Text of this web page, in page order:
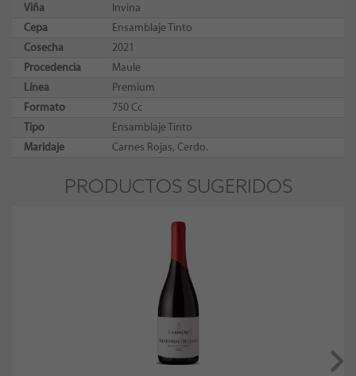
Viña
Invina
Cepa
Ensamblaje Tinto
Cosecha
2021
Procedencia
Maule
Línea
Premium
Formato
750 Cc
Tipo
Ensamblaje Tinto
Maridaje
Carnes Rojas, Cerdo.
PRODUCTOS SUGERIDOS